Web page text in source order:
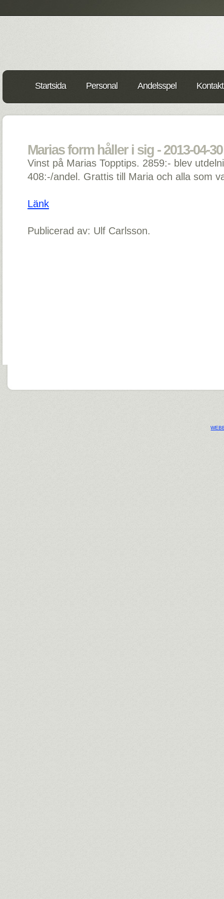
Startsida Personal Andelsspel
Marias form håller i sig - 2013-04-30
Vinst på Marias Topptips. 2859:- blev
408:-/andel. Grattis till Maria och alla som
Länk
Publicerad av: Ulf Carlsson.